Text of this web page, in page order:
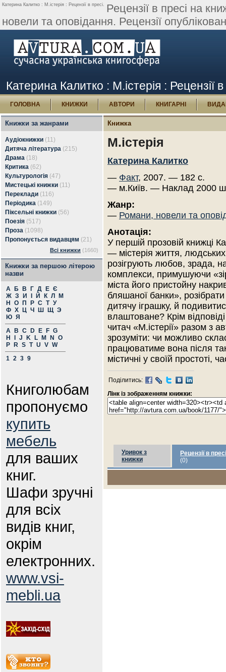
Катерина Калитко : М.істерія : Рецензії в пресі. Рецензії в пресі на
новели та оповідання. Рецензії
Катерина Калитко : М.істерія : Рецензії в
ГОЛОВНА КНИЖКИ АВТОРИ КНИГАРНІ
Книжки за жанрами
Аудіокнижки (11)
Дитяча література (215)
Драма (18)
Критика (62)
Культурологія (47)
Мистецькі книжки (11)
Переклади (116)
Періодика (149)
Піксельні книжки (56)
Поезія (517)
Проза (1098)
Пропонується видавцям (21)
Всі книжки (1660)
Книжки за першою літерою
назви
А Б В Г Д Е Є
Ж З И Й К Л
М
Н
О П Р С Т У
Ф Х Ц Ч Ш Щ Э
Ю Я
A
B C D E F G
H
J K L M N
O
P
R S T U V W
1 2 3 9
Книголюбам
пропонуємо
купить
мебель
для ваших
книг.
Шафи зручні
для всіх
видів книг,
окрім
електронних.
www.vsi-
mebli.ua
Книжка
М.істерія
Катерина Калитко
— Факт, 2007. — 182 с.
— м.Київ. — Наклад 2000
Жанр:
— Романи, новели та
Анотація:
У першій прозовій книжці
— містерія життя, людських
розігрують любов, зрада,
комплекси, примушуючи
міста його пристойну
бляшаної банки»,
дитячу іграшку, й
влаштоване? Крім
читач «М.істерії» разом з
зрозуміти: чи можливо
працюватиме вона після
містичні у своїй простоті,
Поділитись:
Лінк із зображенням книжки:
Уривок з
книжки
Рецензії в пресі
(0)